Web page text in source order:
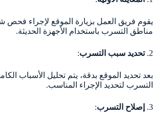
يقوم فريق العمل بزيارة الموقع لإجراء فحص
مناطق التسرب باستخدام الأجهزة الحديثة.
2. تحديد سبب التسرب:
بعد تحديد الموقع بدقة، يتم تحليل الأسباب
التسرب لتحديد الإجراء المناسب.
3. إصلاح التسرب: